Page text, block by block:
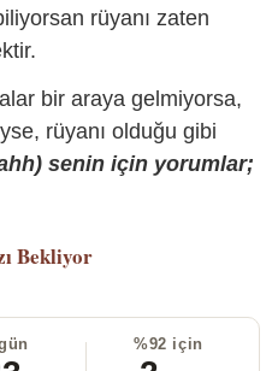
rüyanı zaten
bir araya gelmiyorsa,
rüyanı olduğu gibi
senin için yorumlar;
Bekliyor
%92 için